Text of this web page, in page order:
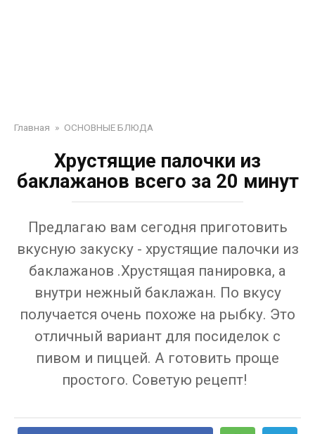
Главная » ОСНОВНЫЕ БЛЮДА
Хрустящие палочки из
баклажанов всего за 20 минут
Предлагаю вам сегодня приготовить
вкусную закуску - хрустящие палочки из
баклажанов .Хрустящая панировка, а
внутри нежный баклажан. По вкусу
получается очень похоже на рыбку. Это
отличный вариант для посиделок с
пивом и пиццей. А готовить проще
простого. Советую рецепт!